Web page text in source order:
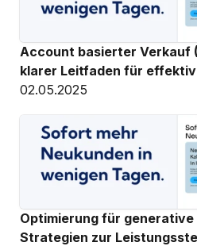
Account basierter Verkauf
klarer Leitfaden für
02.05.2025
Optimierung für generative
Strategien zur